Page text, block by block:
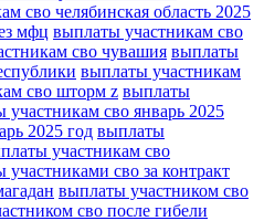
сво челябинская область 2025
мфц выплаты участникам сво
сво чувашия выплаты
выплаты участникам
сво шторм z выплаты
участникам сво январь 2025
2025 год выплаты
участникам сво
участниками сво за контракт
выплаты участником сво
сво после гибели